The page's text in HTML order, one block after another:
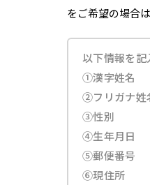
をご希望の場合